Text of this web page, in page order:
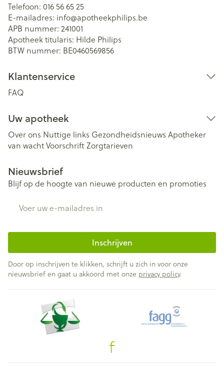
Telefoon: 016 56 65 25
E-mailadres: info@apotheekphilips.be
APB nummer: 241001
Apotheek titularis: Hilde Philips
BTW nummer: BE0460569856
Klantenservice
FAQ
Uw apotheek
Over ons Nuttige links Gezondheidsnieuws Apotheker
van wachtVoorschriftZorgtarieven
Nieuwsbrief
Blijf op de hoogte van nieuwe producten en promoties
Inschrijven
Door op inschrijven te klikken, schrijft u zich in voor onze
nieuwsbrief en gaat u akkoord met onze privacy policy.